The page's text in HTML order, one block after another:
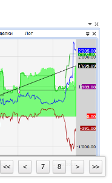
<< < 7 8 > >>